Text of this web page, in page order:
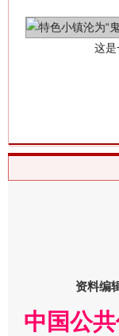
这
资料编
中国公